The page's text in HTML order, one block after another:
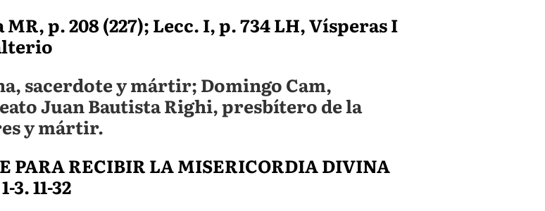
p. 208 (227); Lecc. I, p. 734 LH, Vísperas I
sacerdote y mártir; Domingo Cam,
Juan Bautista Righi, presbítero de la
y mártir.
PARA RECIBIR LA MISERICORDIA DIVINA
3. 11-32